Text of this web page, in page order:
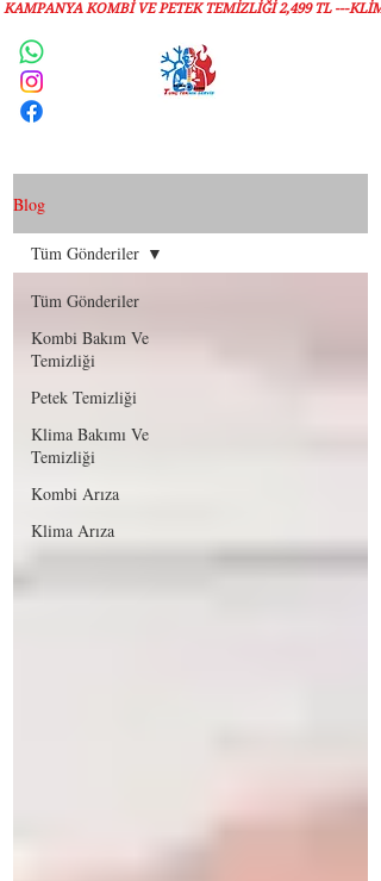
KAMPANYA KOMBİ VE PETEK TEMİZLIĞI 2,499 TL ---
Blog
Tüm Gönderiler
Kombi Bakım Ve
Temizliği
Petek Temizliği
Klima Bakımı Ve
Temizliği
Kombi Arıza
Klima Arıza
Tüm Gönderiler